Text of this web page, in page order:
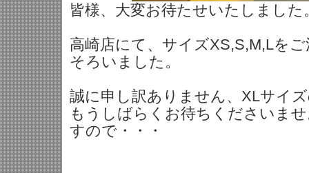
皆様、大変お待たせいたしました
高崎店にて、サイズXS,S,M,Lを
そろいました。
誠に申し訳ありません、XLサイ
もうしばらくお待ちくださいま
すので・・・